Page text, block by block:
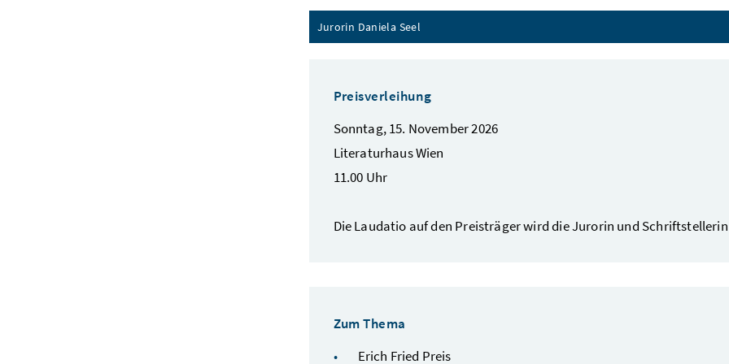
Jurorin Daniela Seel
Preisverleihung
Sonntag, 15. November 2026
Literaturhaus Wien
11.00 Uhr
Die Laudatio auf den Preisträger wird die Jurorin und
Zum Thema
Erich Fried Preis